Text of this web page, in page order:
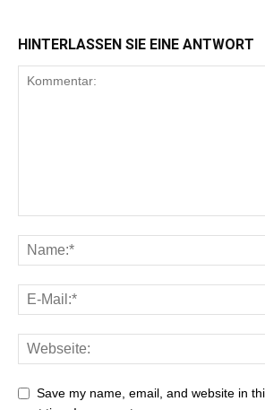
HINTERLASSEN SIE EINE ANTWORT
Save my name, email, and website in